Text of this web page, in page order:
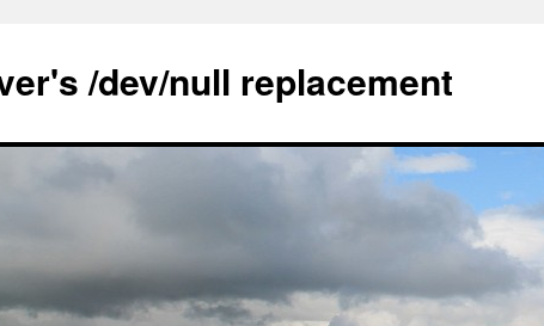
/dev/null replacement